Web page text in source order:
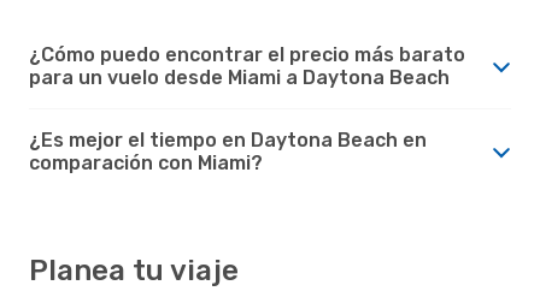
¿Cómo puedo encontrar el precio más barato
para un vuelo desde Miami a Daytona Beach
¿Es mejor el tiempo en Daytona Beach en
comparación con Miami?
Planea tu viaje